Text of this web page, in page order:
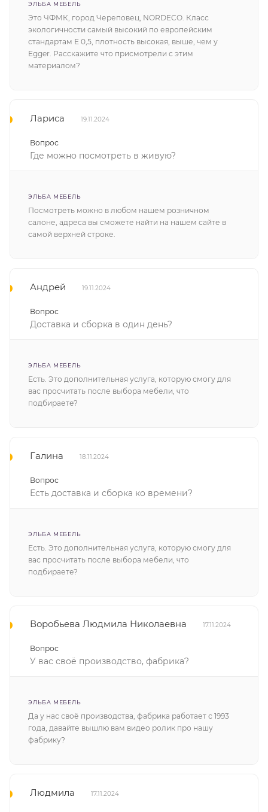
ЭЛЬБА МЕБЕЛЬ
Это ЧФМК, город Череповец, NORDECO. Класс
экологичности самый высокий по европейским
стандартам Е 0,5, плотность высокая, выше, чем у
Egger. Расскажите что присмотрели с этим
материалом?
Лариса 19.11.2024
Вопрос
Где можно посмотреть в живую?
ЭЛЬБА МЕБЕЛЬ
Посмотреть можно в любом нашем розничном
салоне, адреса вы сможете найти на нашем сайте в
самой верхней строке.
Андрей 19.11.2024
Вопрос
Доставка и сборка в один день?
ЭЛЬБА МЕБЕЛЬ
Есть. Это дополнительная услуга, которую смогу для
вас просчитать после выбора мебели, что
подбираете?
Галина 18.11.2024
Вопрос
Есть доставка и сборка ко времени?
ЭЛЬБА МЕБЕЛЬ
Есть. Это дополнительная услуга, которую смогу для
вас просчитать после выбора мебели, что
подбираете?
Воробьева Людмила Николаевна 17.11.2024
Вопрос
У вас своё производство, фабрика?
ЭЛЬБА МЕБЕЛЬ
Да у нас своё производства, фабрика работает с 1993
года, давайте вышлю вам видео ролик про нашу
фабрику?
Людмила 17.11.2024